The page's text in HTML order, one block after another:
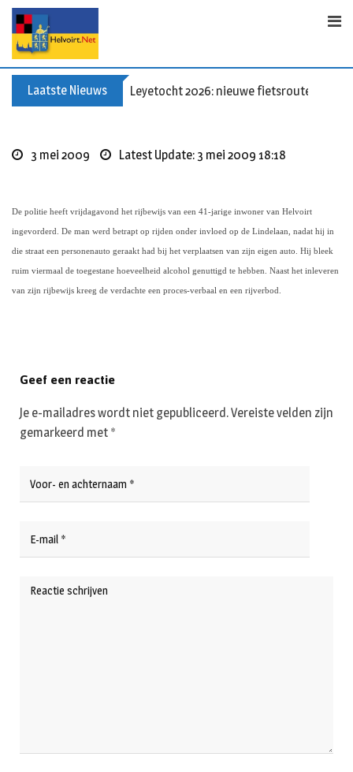
Skip
content
Laatste Nieuws Leyetocht 2026: nieuwe fietsroutes
3 mei 2009 Latest Update: 3 mei 2009 18:18
De politie heeft vrijdagavond het rijbewijs van een 41-jarige inwoner van Helvoirt
ingevorderd. De man werd betrapt op rijden onder invloed op de Lindelaan, nadat hij in
die straat een personenauto geraakt had bij het verplaatsen van zijn eigen auto. Hij bleek
ruim viermaal de toegestane hoeveelheid alcohol genuttigd te hebben. Naast het inleveren
van zijn rijbewijs kreeg de verdachte een proces-verbaal en een rijverbod.
Geef een reactie
Je e-mailadres wordt niet gepubliceerd.Vereiste velden zijn
gemarkeerd met *